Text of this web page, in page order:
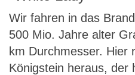
Wir fahren in das
500 Mio. Jahre alter
km Durchmesser. Hier
Königstein heraus, der